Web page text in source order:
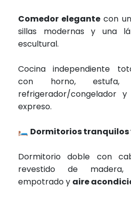
Comedor elegante con
sillas modernas y una
escultural.
Cocina independiente
con horno, estufa,
refrigerador/congelador
expreso.
🛏️ Dormitorios tranquilos
Dormitorio doble con
revestido de madera,
empotrado y aire